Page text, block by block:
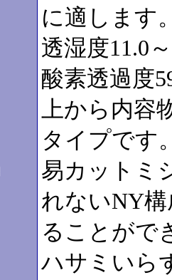
に適します
透湿度11.0
酸素透過度
上から内容
タイプです
易カットミ
れないNY
ることがで
ハサミいら